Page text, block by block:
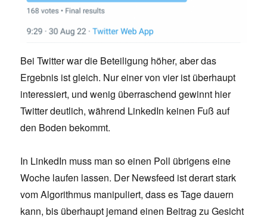
Bei Twitter war die Beteiligung höher, aber das
Ergebnis ist gleich. Nur einer von vier ist überhaupt
interessiert, und wenig überraschend gewinnt hier
Twitter deutlich, während LinkedIn keinen Fuß auf
den Boden bekommt.
In LinkedIn muss man so einen Poll übrigens eine
Woche laufen lassen. Der Newsfeed ist derart stark
vom Algorithmus manipuliert, dass es Tage dauern
kann, bis überhaupt jemand einen Beitrag zu Gesicht